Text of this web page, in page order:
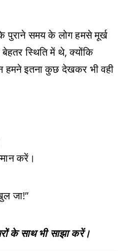
पुराने समय के लोग हमसे मूर्ख
स्थिति में थे, क्योंकि
हमने इतना कुछ देखकर भी वही
करें।
जा!”
के साथ भी साझा करें।